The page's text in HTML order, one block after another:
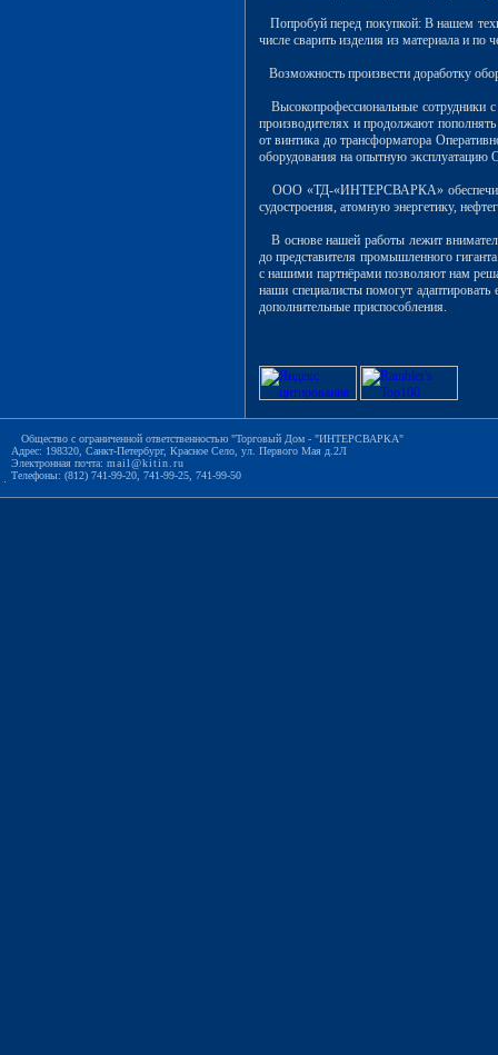
Попробуй перед покупкой: В нашем
числе сварить изделия из материала и по
Возможность произвести доработку
Высокопрофессиональные сотрудники
производителях и продолжают
от винтика до трансформатора
оборудования на опытную эксплуатацию
ООО «ТД-«ИНТЕРСВАРКА»
судостроения, атомную энергетику,
В основе нашей работы лежит
до представителя промышленного
с нашими партнёрами позволяют нам
наши специалисты помогут
дополнительные приспособления.
Общество с ограниченной ответственностью "Торговый Дом - "ИНТЕРСВАРКА"
Адрес: 198320, Санкт-Петербург, Красное Село, ул. Первого Мая д.2Л
Электронная почта: mail@kitin.ru
Телефоны: (812) 741-99-20, 741-99-25, 741-99-50